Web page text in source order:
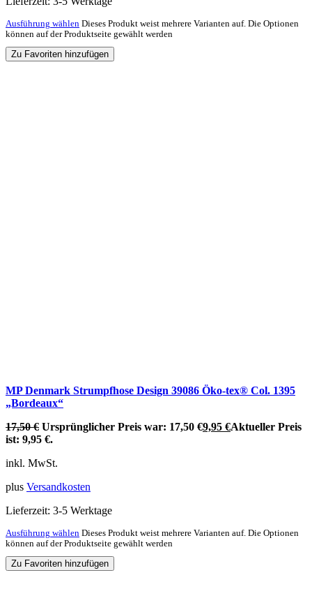
Ausführung wählen Dieses Produkt weist mehrere Varianten auf. Die Optionen
können auf der Produktseite gewählt werden
Zu Favoriten hinzufügen
MP Denmark Strumpfhose Design 39086 Öko-tex® Col. 1395
„Bordeaux“
17,50€ Ursprünglicher Preis war: 17,50 €9,95 €Aktueller Preis
ist: 9,95 €.
inkl. MwSt.
plus Versandkosten
Lieferzeit: 3-5 Werktage
Ausführung wählen Dieses Produkt weist mehrere Varianten auf. Die Optionen
können auf der Produktseite gewählt werden
Zu Favoriten hinzufügen